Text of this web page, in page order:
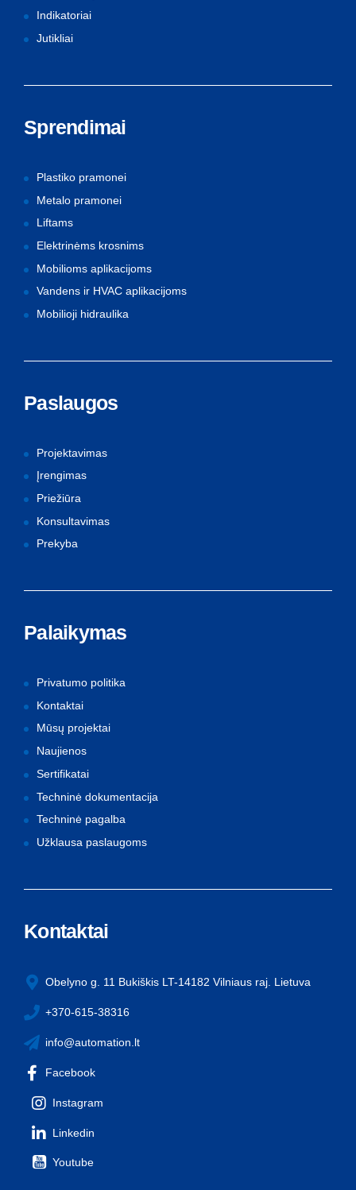
Indikatoriai
Jutikliai
Sprendimai
Plastiko pramonei
Metalo pramonei
Liftams
Elektrinėms krosnims
Mobilioms aplikacijoms
Vandens ir HVAC aplikacijoms
Mobilioji hidraulika
Paslaugos
Projektavimas
Įrengimas
Priežiūra
Konsultavimas
Prekyba
Palaikymas
Privatumo politika
Kontaktai
Mūsų projektai
Naujienos
Sertifikatai
Techninė dokumentacija
Techninė pagalba
Užklausa paslaugoms
Kontaktai
Obelyno g. 11 Bukiškis LT-14182 Vilniaus raj. Lietuva
+370-615-38316
info@automation.lt
Facebook
Instagram
Linkedin
Youtube